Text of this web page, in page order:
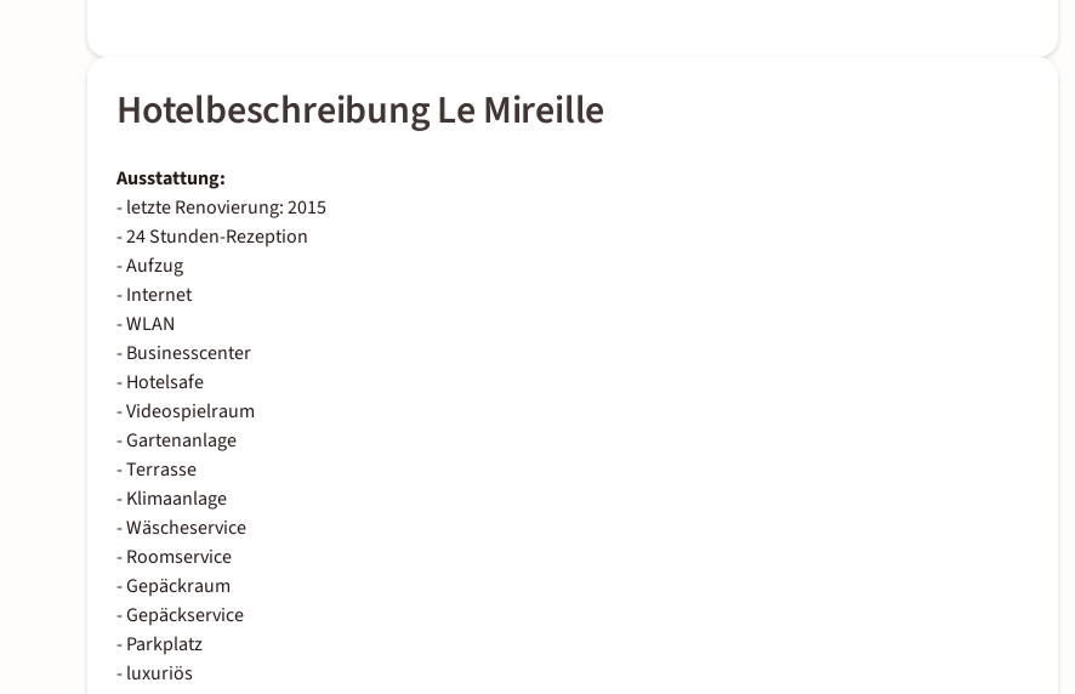
Hotelbeschreibung Le Mireille
Ausstattung:
- letzte Renovierung: 2015
- 24 Stunden-Rezeption
- Aufzug
- Internet
- WLAN
- Businesscenter
- Hotelsafe
- Videospielraum
- Gartenanlage
- Terrasse
- Klimaanlage
- Wäscheservice
- Roomservice
- Gepäckraum
- Gepäckservice
- Parkplatz
- luxuriös